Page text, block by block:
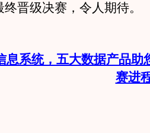
晋级决赛，令人期待。
息系统，五大数据产品助
赛进